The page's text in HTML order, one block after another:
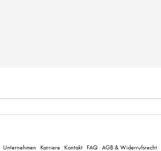
Unternehmen Karriere Kontakt FAQ AGB & Widerrufsrecht